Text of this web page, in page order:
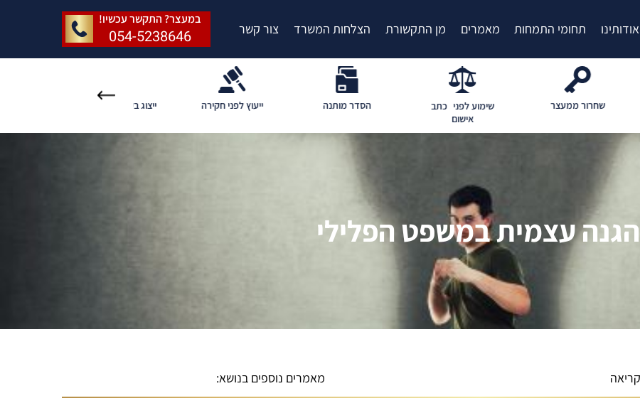
אודותינו תחומי התמחות מאמרים מן התקשורת הצלחות המשרד צור קשר
במעצר? התקשר עכשיו!
054-5238646
שימוע לפני כתב
הסדר מותנה ייעוץ לפני חקירה ייצוג בעבירות פליליות
הגנה עצמית במשפט הפלילי
מאמרים נוספים בנושא: